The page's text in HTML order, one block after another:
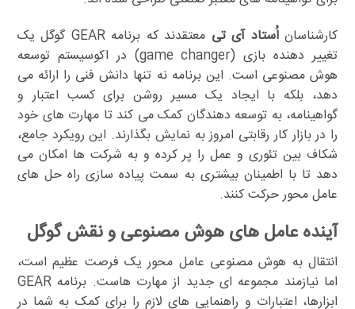
کارشناساناُستاد آی تی
معتقدند که برنامه GEAR گوگل یک
تغییر دهنده بازی (game changer) در اکوسیستم توسعه
هوش مصنوعی است. این برنامه نه تنها دانش فنی را ارائه می
دهد، بلکه با ایجاد یک مسیر روشن برای کسب اعتبار و
گواهینامه، به توسعه دهندگان کمک می کند تا مهارت های خود
را در بازار کار رقابتی امروز به نمایش بگذارند. این رویکرد جامع،
شکاف بین تئوری و عمل را پر کرده و به شرکت ها امکان می
دهد تا با اطمینان بیشتری به سمت پیاده سازی راه حل های
عامل محور حرکت کنند.
آینده عامل های هوش مصنوعی و نقش گوگل
انتقال به هوش مصنوعی عامل محور یک فرصت عظیم است،
اما نیازمند مجموعه ای جدید از مهارت هاست. برنامه GEAR
ابزارها، اعتبارات و راهنمایی های لازم را برای کمک به شما در